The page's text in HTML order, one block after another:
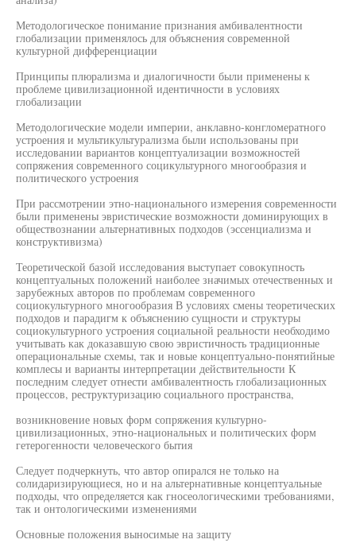
Методологическое понимание признания амбивалентности
глобализации применялось для объяснения современной
культурной дифференциации
Принципы плюрализма и диалогичности были применены к
проблеме цивилизационной идентичности в условиях
глобализации
Методологические модели империи, анклавно-конгломератного
устроения и мультикультурализма были использованы при
исследовании вариантов концептуализации возможностей
сопряжения современного социкультурного многообразия и
политического устроения
При рассмотрении этно-национального измерения современности
были применены эвристические возможности доминирующих в
обществознании альтернативных подходов (эссенциализма и
конструктивизма)
Теоретической базой исследования выступает совокупность
концептуальных положений наиболее значимых отечественных и
зарубежных авторов по проблемам современного
социокультурного многообразия В условиях смены теоретических
подходов и парадигм к объяснению сущности и структуры
социокультурного устроения социальной реальности необходимо
учитывать как доказавшую свою эвристичность традиционные
операциональные схемы, так и новые концептуально-понятийные
комплесы и варианты интерпретации действительности К
последним следует отнести амбивалентность глобализационных
процессов, реструктуризацию социального пространства,
возникновение новых форм сопряжения культурно-
цивилизационных, этно-национальных и политических форм
гетерогенности человеческого бытия
Следует подчеркнуть, что автор опирался не только на
солидаризирующиеся, но и на альтернативные концептуальные
подходы, что определяется как гносеологическими требованиями,
так и онтологическими изменениями
Основные положения выносимые на защиту